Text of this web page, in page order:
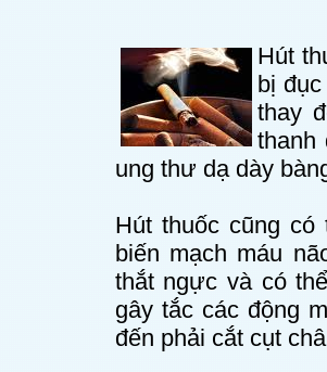
Hút
bị
thay
thanh
ung thư dạ dày
Hút thuốc cũng
biến mạch máu
thắt ngực và có
gây tắc các động
đến phải cắt cụt